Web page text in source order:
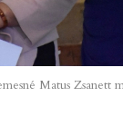
Matus